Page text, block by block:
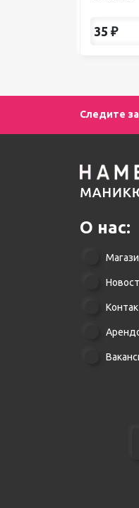
35 ₽
Следите
О нас: